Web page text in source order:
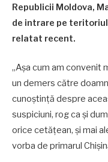
Republicii Moldova,
de intrare pe teritoriul
relatat recent.
„Așa cum am convenit
un demers către
cunoștință despre
suspiciuni, rog ca și
orice cetățean, și mai
vorba de primarul